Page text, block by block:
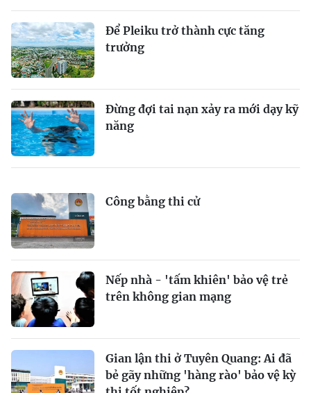
Để Pleiku trở thành cực tăng
trưởng
Đừng đợi tai nạn xảy ra mới dạy kỹ
năng
Công bằng thi cử
Nếp nhà - 'tấm khiên' bảo vệ trẻ
trên không gian mạng
Gian lận thi ở Tuyên Quang: Ai đã
bẻ gãy những 'hàng rào' bảo vệ kỳ